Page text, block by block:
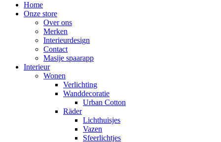
Home
Onze store
Over ons
Merken
Interieurdesign
Contact
Masije spaarapp
Interieur
Wonen
Verlichting
Wanddecoratie
Urban Cotton
Räder
Lichthuisjes
Vazen
Sfeerlichtjes